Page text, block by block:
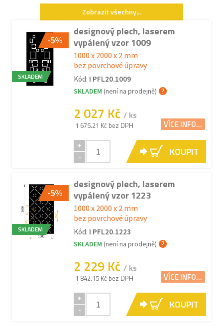
Zobrazit všechny...
-5%
SKLADEM
designový plech, laserem
vypálený vzor 1009
1000 x 2000 x 2 mm
bez povrchové úpravy
Kód: I PFL20.1009
SKLADEM (není na prodejně)
2 027 Kč / ks
1 675.21 Kč bez DPH VÍCE INFO...
+
-
KOUPIT
-5%
SKLADEM
designový plech, laserem
vypálený vzor 1223
1000 x 2000 x 2 mm
bez povrchové úpravy
Kód: I PFL20.1223
SKLADEM (není na prodejně)
2 229 Kč / ks
1 842.15 Kč bez DPH VÍCE INFO...
+
-
KOUPIT